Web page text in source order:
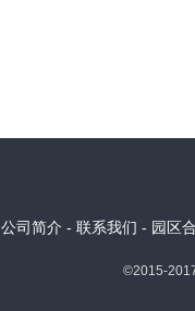
公司简介 - 联系我们 - 园区
©2015-